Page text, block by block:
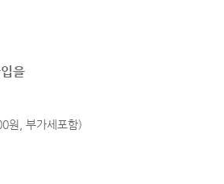
을
원, 부가세포함)